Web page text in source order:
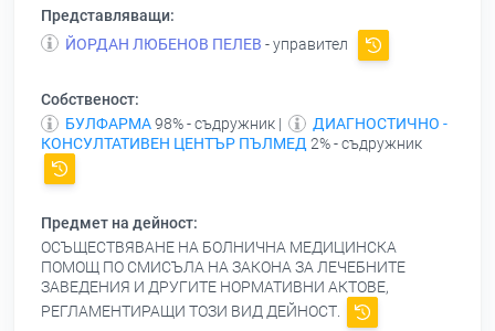
Представляващи:
ЙОРДАН ЛЮБЕНОВ ПЕЛЕВ - управител
Собственост:
БУЛФАРМА98% - съдружник |
ДИАГНОСТИЧНО -
КОНСУЛТАТИВЕН ЦЕНТЪР ПЪЛМЕД2% - съдружник
Предмет на дейност:
ОСЪЩЕСТВЯВАНЕ НА БОЛНИЧНА МЕДИЦИНСКА
ПОМОЩ ПО СМИСЪЛА НА ЗАКОНА ЗА ЛЕЧЕБНИТЕ
ЗАВЕДЕНИЯ И ДРУГИТЕ НОРМАТИВНИ АКТОВЕ,
РЕГЛАМЕНТИРАЩИ ТОЗИ ВИД ДЕЙНОСТ.